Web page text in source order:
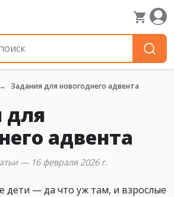
Задания для новогоднего адвента
для
адвента
— 16 февраля 2026 г.
дети — да что уж там, и взрослые